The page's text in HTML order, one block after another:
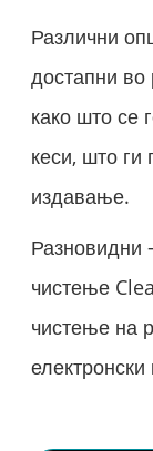
Различни
достапни
како што се
кеси, што
издавање.
Разновидни
чистење
чистење на